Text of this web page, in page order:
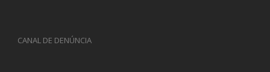
CANAL DE DENÚNCIA